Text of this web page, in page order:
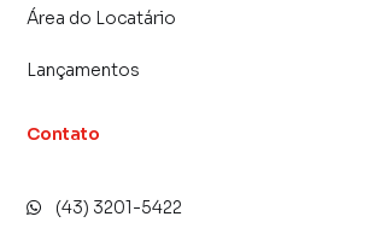
♦️ Comércio em geral
Área do Locatário
Lançamentos
Contato
(43) 3201-5422